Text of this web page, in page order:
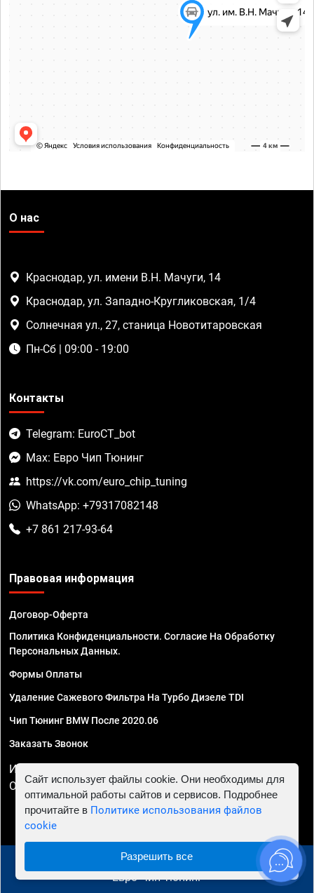
О нас
Краснодар, ул. имени В.Н. Мачуги, 14
Краснодар, ул. Западно-Кругликовская, 1/4
Солнечная ул., 27, станица Новотитаровская
Пн-Сб | 09:00 - 19:00
Контакты
Telegram: EuroCT_bot
Max: Евро Чип Тюнинг
https://vk.com/euro_chip_tuning
WhatsApp: +79317082148
+7 861 217-93-64
Правовая информация
Договор-Оферта
Политика Конфиденциальности. Согласие На Обработку
Персональных Данных.
Формы Оплаты
Удаление Сажевого Фильтра На Турбо Дизеле TDI
Чип Тюнинг BMW После 2020.06
Заказать Звонок
ИП Смирнов Георгий Павлович. ИНН 781302555843,
ОГРНИП 324470400032610
© 2010 - 2026 Чип тюнинг в Краснодаре - Автосервис
"Евро Чип Тюнинг"
Сайт использует файлы cookie. Они необходимы для
оптимальной работы сайтов и сервисов. Подробнее
прочитайте в Политике использования файлов
cookie
Разрешить все